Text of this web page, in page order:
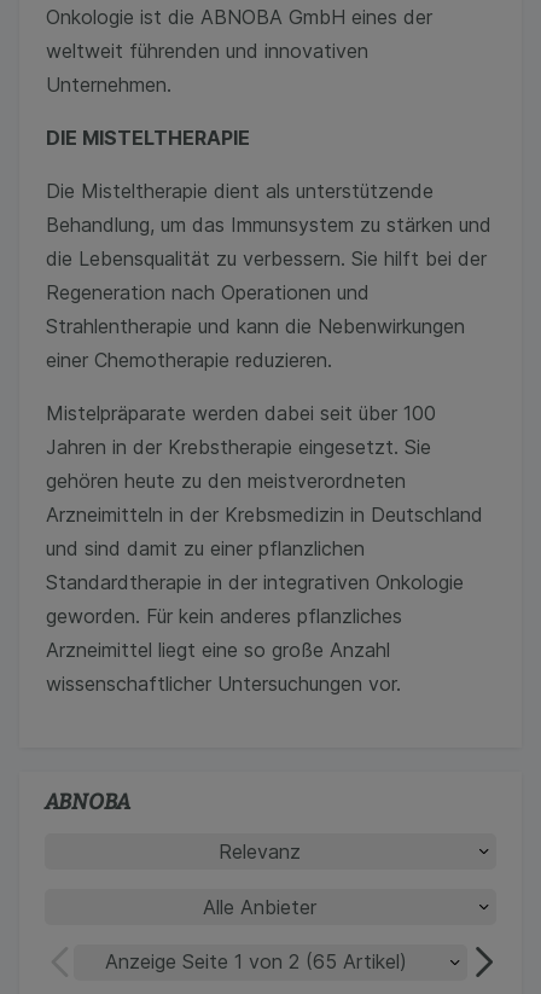
Onkologie ist die ABNOBA GmbH eines der
weltweit führenden und innovativen
Unternehmen.
DIE MISTELTHERAPIE
Die Misteltherapie dient als unterstützende
Behandlung, um das Immunsystem zu stärken und
die Lebensqualität zu verbessern. Sie hilft bei der
Regeneration nach Operationen und
Strahlentherapie und kann die Nebenwirkungen
einer Chemotherapie reduzieren.
Mistelpräparate werden dabei seit über 100
Jahren in der Krebstherapie eingesetzt. Sie
gehören heute zu den meistverordneten
Arzneimitteln in der Krebsmedizin in Deutschland
und sind damit zu einer pflanzlichen
Standardtherapie in der integrativen Onkologie
geworden. Für kein anderes pflanzliches
Arzneimittel liegt eine so große Anzahl
wissenschaftlicher Untersuchungen vor.
ABNOBA